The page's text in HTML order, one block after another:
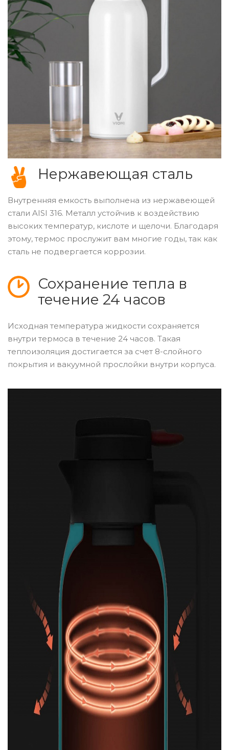
Нержавеющая сталь
Внутренняя емкость выполнена из нержавеющей
стали AISI 316. Металл устойчив к воздействию
высоких температур, кислоте и щелочи. Благодаря
этому, термос прослужит вам многие годы, так как
сталь не подвергается коррозии.
Сохранение тепла в
течение 24 часов
Исходная температура жидкости сохраняется
внутри термоса в течение 24 часов. Такая
теплоизоляция достигается за счет 8-слойного
покрытия и вакуумной прослойки внутри корпуса.